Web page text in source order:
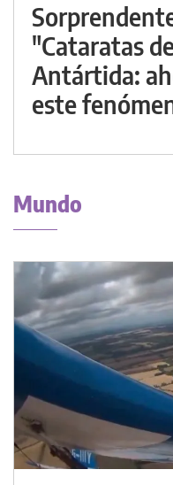
"Cataratas
Antártida:
este
Mundo